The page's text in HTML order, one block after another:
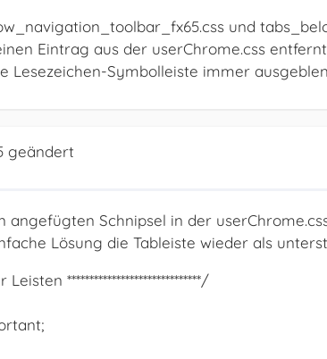
und
Eintrag aus der userChrome.css
Lesezeichen-Symbolleiste immer
geändert
angefügten Schnipsel in der
Lösung die Tableiste wieder als
******************************/